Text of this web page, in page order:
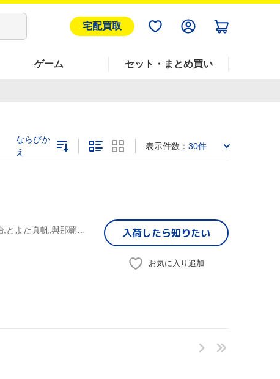
宅配買取
ゲーム セット・まとめ買い
ならびか
え
表示件数： 30件
入荷したら知りたい
お気に入り追加